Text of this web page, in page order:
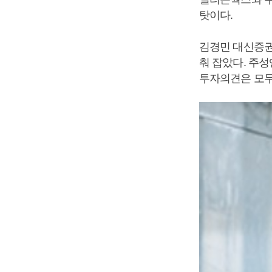
탓이다.
김경민 대신증
춰 잡았다. 주
투자의견은 모